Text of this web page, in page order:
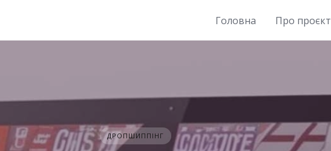
Головна Про проєкт
ДРОПШИППІНГ